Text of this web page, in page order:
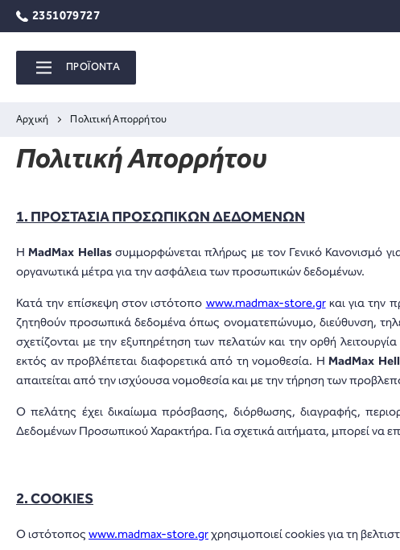
2351079727
ΠΡΟΪΟΝΤΑ
Αρχική Πολιτική Απορρήτου
Πολιτική Απορρήτου
1. ΠΡΟΣΤΑΣΙΑ ΠΡΟΣΩΠΙΚΩΝ ΔΕΔΟΜΕΝΩΝ
ΗMadMax Hellasσυμμορφώνεται πλήρως με τον Γενικό Κανονισμό
οργανωτικά μέτρα για την ασφάλεια των προσωπικών δεδομένων.
Κατά την επίσκεψη στον ιστότοποwww.madmax-store.grκαι για την
ζητηθούν προσωπικά δεδομένα όπως ονοματεπώνυμο, διεύθυνση,
σχετίζονται με την εξυπηρέτηση των πελατών και την ορθή
εκτός αν προβλέπεται διαφορετικά από τη νομοθεσία. ΗMadMax
απαιτείται από την ισχύουσα νομοθεσία και με την τήρηση των
Ο πελάτης έχει δικαίωμα πρόσβασης, διόρθωσης, διαγραφής,
Δεδομένων Προσωπικού Χαρακτήρα. Για σχετικά αιτήματα, μπορεί να
2. COOKIES
Ο ιστότοποςwww.madmax-store.grχρησιμοποιεί cookies για τη